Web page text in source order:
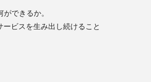
できるか。
ービスを生み出し続けること